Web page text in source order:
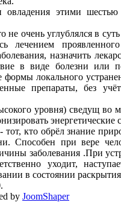
этими
не очень углублялся в
лечением
назначить
в виде болезни
локального
препараты, без
уровня) сведущ во
кто обрёл знание
Способен при вере
заболевания .При
уходит,
в состоянии
by JoomShaper